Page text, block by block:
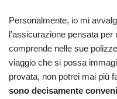
Personalmente, io mi
l’assicurazione pensata
comprende nelle sue
viaggio che si possa
provata, non potrei mai più
sono decisamente